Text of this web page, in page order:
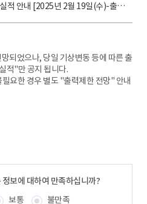
제주 출력제어 실적 안내 [2025년 2월 19일(수)-출력제어 없음]
되었으나, 당일 기상변동 등에 따른 출
적"만 공지 됩니다.
요한 경우 별도 "출력제한 전망" 안내
보에 대하여 만족하십니까?
보통
불만족